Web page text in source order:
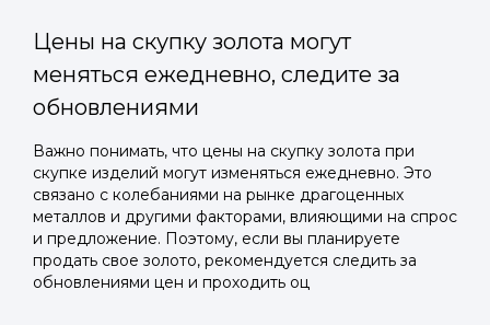
Цены на скупку золота могут
меняться ежедневно, следите за
обновлениями
Важно понимать, что цены на скупку золота при
скупке изделий могут изменяться ежедневно. Это
связано с колебаниями на рынке драгоценных
металлов и другими факторами, влияющими на спрос
и предложение. Поэтому, если вы планируете
продать свое золото, рекомендуется следить за
обновлениями цен и проходить оц